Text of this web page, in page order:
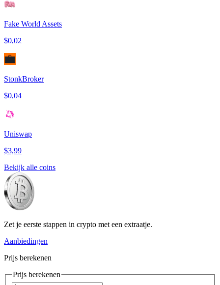
Fake World Assets
$0,02
StonkBroker
$0,04
Uniswap
$3,99
Bekijk alle coins
Zet je eerste stappen in crypto met een extraatje.
Aanbiedingen
Prijs berekenen
Prijs berekenen